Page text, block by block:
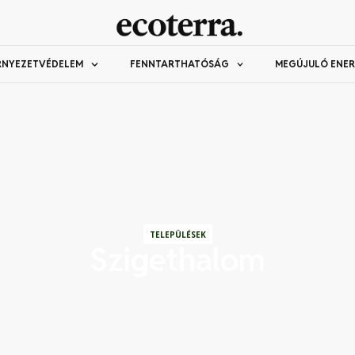
FENNTARTHATÓSÁG MEGÚJULÓ
TELEPÜLÉSEK